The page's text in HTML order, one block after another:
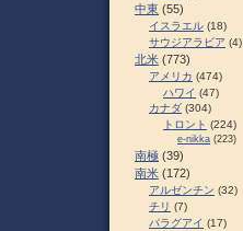
中東 (55)
イスラエル (18)
サウジアラビア (4)
北米 (773)
アメリカ (474)
ハワイ (47)
カナダ (304)
トロント (224)
e-nikka (223)
南極 (39)
南米 (172)
アルゼンチン (32)
チリ (7)
パラグアイ (17)